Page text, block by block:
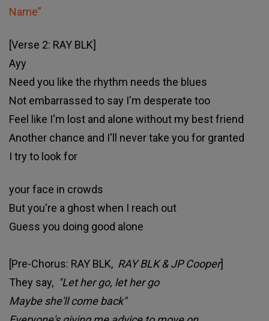
Name”
[Verse 2: RAY BLK]
Ayy
Need you like the rhythm needs the blues
Not embarrassed to say I'm desperate too
Feel like I'm lost and alone without my best friend
Another chance and I'll never take you for granted
I try to look for
your face in crowds
But you're a ghost when I reach out
Guess you doing good alone
[Pre-Chorus: RAY BLK, RAY BLK & JP Cooper]
They say, "Let her go, let her go
Maybe she'll come back"